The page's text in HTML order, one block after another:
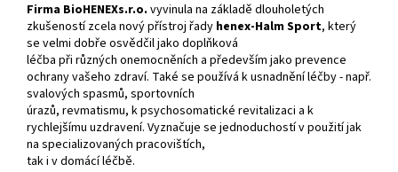
Firma BioHENEXs.r.o. vyvinula na základě dlouholetých
zkušeností zcela nový přístroj řady henex-Halm Sport, který
se velmi dobře osvědčil jako doplňková
léčba při různých onemocněních a především jako prevence
ochrany vašeho zdraví. Také se používá k usnadnění léčby - např.
svalových spasmů, sportovních
úrazů, revmatismu, k psychosomatické revitalizaci a k
rychlejšímu uzdravení. Vyznačuje se jednoduchostí v použití jak
na specializovaných pracovištích,
tak i v domácí léčbě.